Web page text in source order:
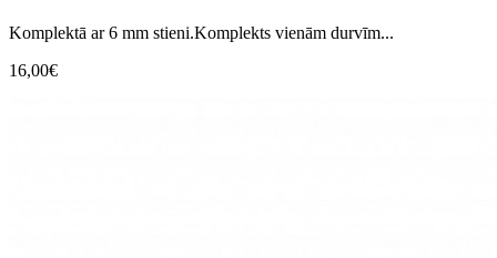
Komplektā ar 6 mm stieni.Komplekts vienām durvīm...
16,00€